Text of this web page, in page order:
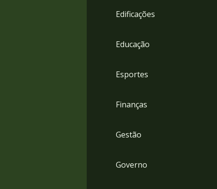
Edificações
Educação
Esportes
Finanças
Gestão
Governo